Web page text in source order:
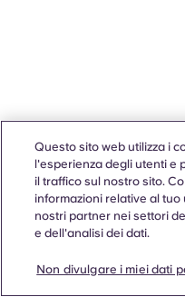
Questo sito web utilizza i
l'esperienza degli utenti e
il traffico sul nostro sito.
informazioni relative al tuo
nostri partner nei settori
e dell'analisi dei dati.
Non divulgare i miei dati